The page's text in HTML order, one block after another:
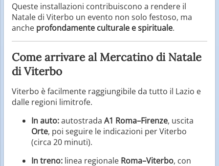
Queste installazioni contribuiscono a rendere il
Natale di Viterbo un evento non solo festoso, ma
anche profondamente culturale e spirituale.
Come arrivare al Mercatino di Natale
di Viterbo
Viterbo è facilmente raggiungibile da tutto il Lazio e
dalle regioni limitrofe.
In auto:autostrada A1 Roma–Firenze, uscita
Orte, poi seguire le indicazioni per Viterbo
(circa 20 minuti).
In treno: linea regionale Roma–Viterbo, con